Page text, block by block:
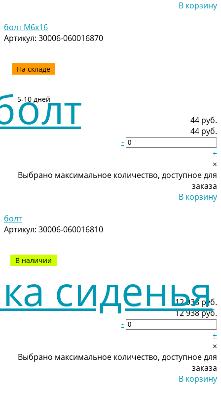
12 938 руб.
12 938 руб.
-
+
×
Выбрано максимальное количество, доступное для
заказа
В корзину
В корзину
болт M6x16
Артикул: 30006-060016870
На складе
5-10 дней
44 руб.
44 руб.
-
+
×
Выбрано максимальное количество, доступное для
заказа
В корзину
болт
Артикул: 30006-060016810
В наличии